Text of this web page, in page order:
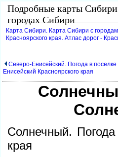
Подробные карты
ородах Сибири
Карта Сибири. Карта Сибири с
Красноярского края. Атлас дорог -
Северо-Енисейский. Погода в
Енисейский Красноярского края
Солнечный.
края